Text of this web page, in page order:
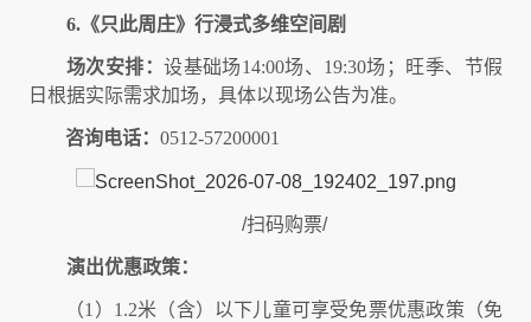
6. 《只此周庄》行浸式多维空间剧
场次安排：设基础场14:00场、19:30场；旺季、节假
日根据实际需求加场，具体以现场公告为准。
咨询电话：0512-57200001
/扫码购票/
演出优惠政策：
（1） 1.2米（含）以下儿童可享受免票优惠政策（免